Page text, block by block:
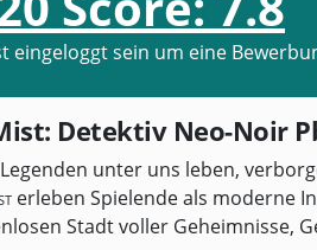
eingeloggt sein um eine
Detektiv Neo-Noir
unter uns leben,
erleben Spielende als moderne
Stadt voller Geheimnisse,